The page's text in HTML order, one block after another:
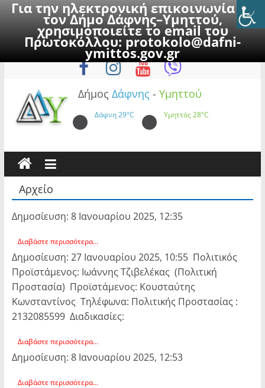
Για την ηλεκτρονική επικοινωνία με
τον Δήμο Δάφνης–Υμηττού,
χρησιμοποιείτε το email του
Πρωτοκόλλου:protokolo@dafni-
ymittos.gov.gr
to
Παρασκευή, 7 Αυγούστου 2026
Δήμος Δάφνης - Υμηττού
Δάφνη29°C Υμηττός28°C
Αρχείο
Δημοσίευση: 8 Ιανουαρίου 2025, 12:35
Διαβάστε περισσότερα...
Δημοσίευση: 27 Ιανουαρίου 2025, 10:55 Πολιτικός
Προϊστάμενος: Ιωάννης Τζιβελέκας (Πολιτική
Προστασία) Προϊστάμενος: Κουσταύτης
Κωνσταντίνος Τηλέφωνα: Πολιτικής Προστασίας :
2132085599 Διαδικασίες:
Διαβάστε περισσότερα...
Δημοσίευση: 8 Ιανουαρίου 2025, 12:53
Διαβάστε περισσότερα...